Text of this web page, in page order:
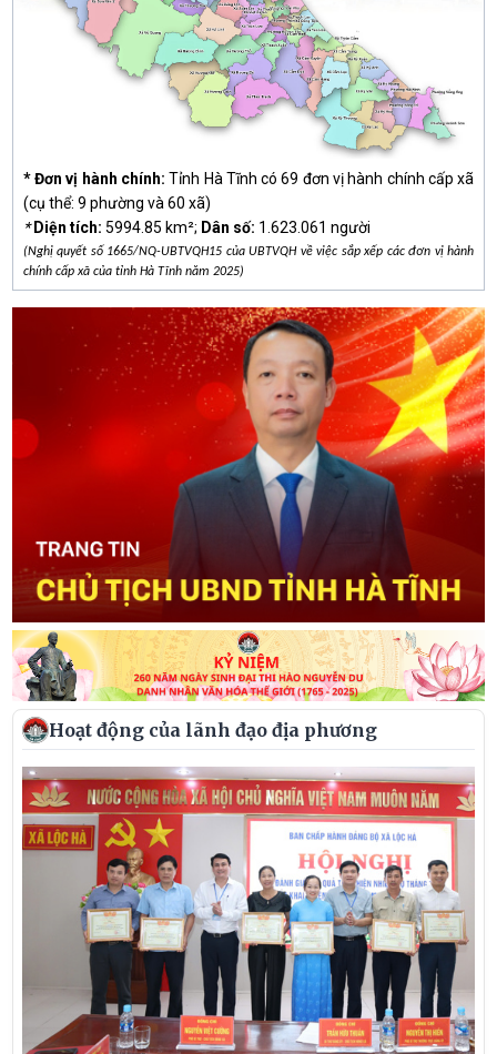
10/07/2026
Luật tiếp cận thông tin
08/07/2026
* Đơn vị hành chính:Tỉnh Hà Tĩnh có 69 đơn vị hành chính cấp xã
(cụ thể: 9 phường và 60 xã)
* Diện tích: 5994.85 km²; Dân số: 1.623.061 người
(Nghị quyết số 1665/NQ-UBTVQH15 của UBTVQH về việc sắp xếp các đơn vị hành
chính cấp xã của tỉnh Hà Tĩnh năm 2025)
Hoạt động của lãnh đạo địa phương